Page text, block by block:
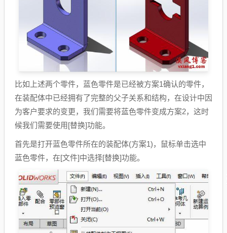
比如上述两个零件，蓝色零件是已经被方案1确认的零件，
在装配体中已经拥有了完整的父子关系和结构，在设计中因
为客户要求的变更，我们需要将蓝色零件变成方案2，这时
候我们需要使用[替换]功能。
首先是打开蓝色零件所在的装配体(方案1)，鼠标单击选中
蓝色零件，在[文件]中选择[替换]功能。